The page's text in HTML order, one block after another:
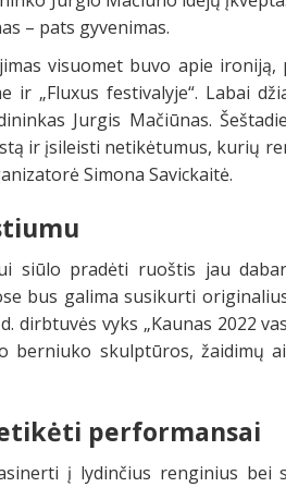
– pats gyvenimas.
visuomet buvo apie ironiją,
„Fluxus festivalyje“. Labai
Jurgis Mačiūnas.
ir įsileisti netikėtumus, kurių
Simona Savickaitė.
siūlo pradėti ruoštis jau
bus galima susikurti
dirbtuvės vyks „Kaunas 2022
skulptūros, žaidimų
performansai
į lydinčius renginius bei